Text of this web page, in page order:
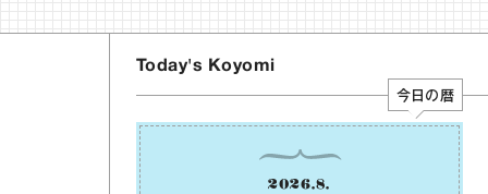
Today's Koyomi
今日の暦
2026.8.